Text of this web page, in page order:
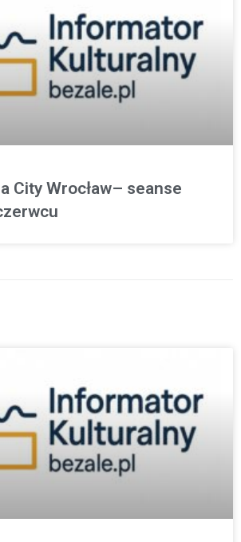
City Wrocław– seanse